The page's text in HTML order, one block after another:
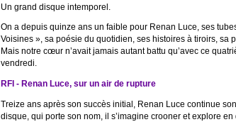
Un grand disque intemporel.
On a depuis quinze ans un faible pour Renan Luce, ses
Voisines », sa poésie du quotidien, ses histoires à tiroirs, sa
Mais notre cœur n’avait jamais autant battu qu’avec ce
vendredi.
RFI - Renan Luce, sur un air de rupture
Treize ans après son succès initial, Renan Luce continue
disque, qui porte son nom, il s’imagine crooner et explore